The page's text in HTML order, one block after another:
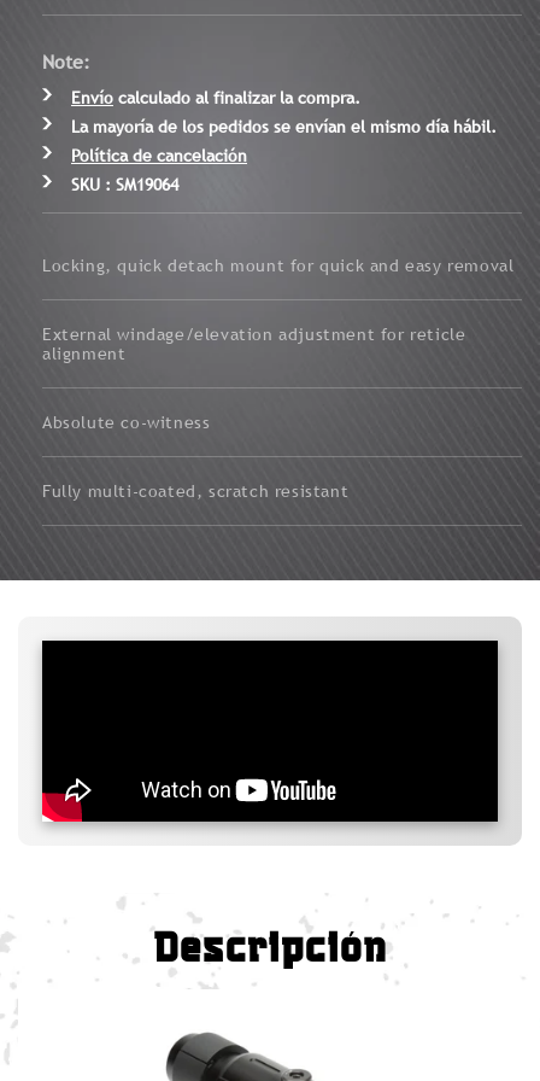
Note:
Envío calculado al finalizar la compra.
La mayoría de los pedidos se envían el mismo día hábil.
Política de cancelación
SKU : SM19064
Locking, quick detach mount for quick and easy removal
External windage/elevation adjustment for reticle
alignment
Absolute co-witness
Fully multi-coated, scratch resistant
Descripción